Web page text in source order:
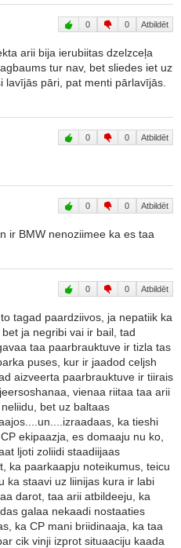
0 0 Atbildēt
arii bija ierubiitas dzelzceļa
tur nav, bet sliedes iet uz
pāri, pat menti pārlavījās.
0 0 Atbildēt
0 0 Atbildēt
ir BMW nenoziimee ka es taa
0 0 Atbildēt
tagad paardziivos, ja nepatiik ka
ja negribi vai ir bail, tad
taa paarbrauktuve ir tizla tas
puses, kur ir jaadod celjsh
aizveerta paarbrauktuve ir tiirais
vienaa riitaa taa arii
bet uz baltaas
ka tieshi
ekipaazja, es domaaju nu ko,
ljoti zoliidi staadiijaas
ka paarkaapju noteikumus, teicu
ka staavi uz liinijas kura ir labi
darot, taa arii atbildeeju, ka
galaa nekaadi nostaaties
ka CP mani briidinaaja, ka taa
cik vinji izprot situaaciju kaada